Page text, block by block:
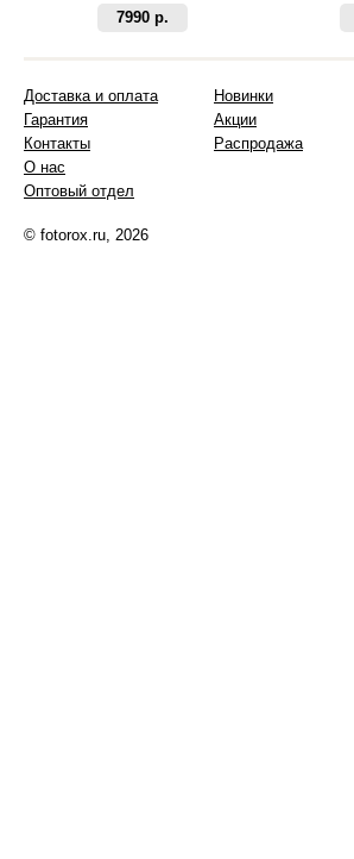
7990 р.
Доставка и оплата
Гарантия
Контакты
О нас
Оптовый отдел
Новинки
Акции
Распродажа
© fotorox.ru, 2026